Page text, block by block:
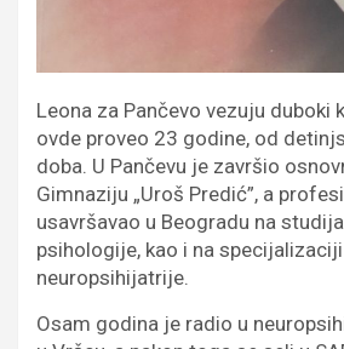
Leona za Pančevo vezuju duboki
ovde proveo 23 godine, od
doba. U Pančevu je završio
Gimnaziju „Uroš Predić”, a
usavršavao u Beogradu na
psihologije, kao i na
neuropsihijatrije.
Osam godina je radio u